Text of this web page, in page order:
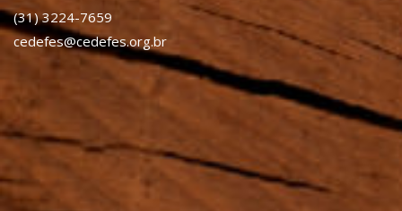
(31) 3224-7659
cedefes@cedefes.org.br